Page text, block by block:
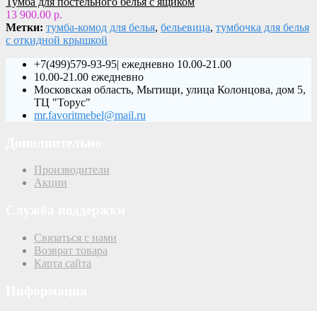
13 900.00 р.
Метки: тумба-комод для белья, бельевица, тумбочка для белья
с откидной крышкой
+7(499)579-93-95| ежедневно 10.00-21.00
10.00-21.00 ежедневно
Московская область, Мытищи, улица Колонцова, дом 5,
ТЦ "Торус"
mr.favoritmebel@mail.ru
Производители
Акции
Связаться с нами
Возврат товара
Карта сайта